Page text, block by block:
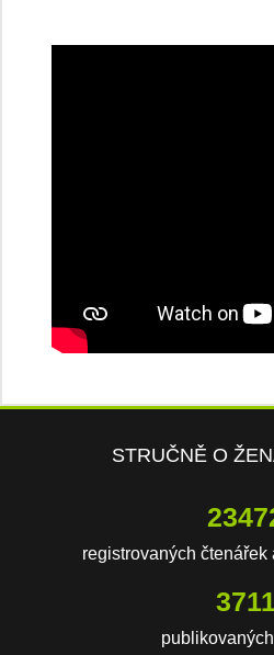
STRUČNĚ O
registrovaných čtenářek